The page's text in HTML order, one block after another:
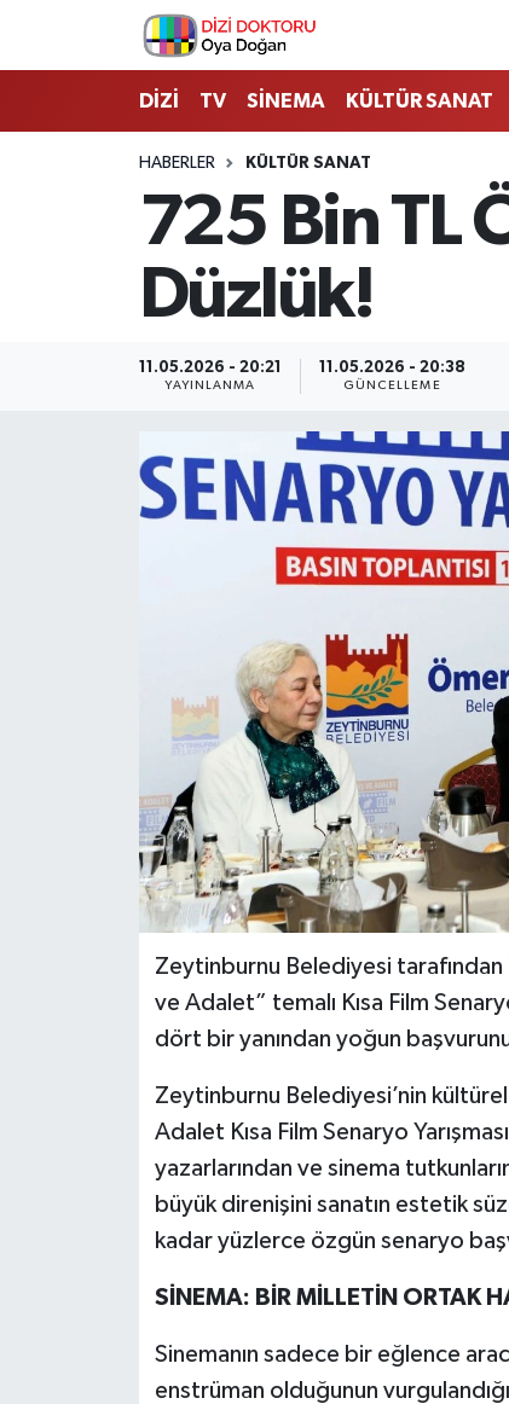
DİZİ TV SİNEMA KÜLTÜR SANAT
HABERLER KÜLTÜR SANAT
725 Bin TL
Düzlük!
11.05.2026 - 20:21
YAYINLANMA
11.05.2026 - 20:38
GÜNCELLEME
Zeytinburnu Belediyesi tarafından
ve Adalet” temalı Kısa Film
dört bir yanından yoğun
Zeytinburnu Belediyesi’nin
Adalet Kısa Film Senaryo
yazarlarından ve sinema
büyük direnişini sanatın estetik
kadar yüzlerce özgün senaryo
SİNEMA: BİR MİLLETİN ORTAK
Sinemanın sadece bir eğlence
enstrüman olduğunun
İstanbul Nöbetçi Eczaneler
İstanbul Hava Durumu
İstanbul Namaz Vakitleri
İstanbul Trafik Yoğunluk Haritası
Son Dakika Haberleri
Haber Arşivi